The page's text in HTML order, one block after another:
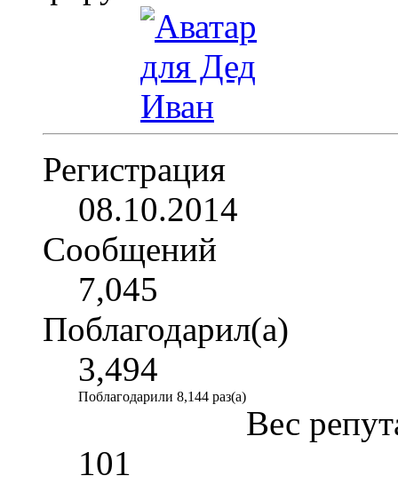
Регистрация
08.10.2014
Сообщений
7,045
Поблагодарил(а)
3,494
Поблагодарили 8,144 раз(а)
Вес
101